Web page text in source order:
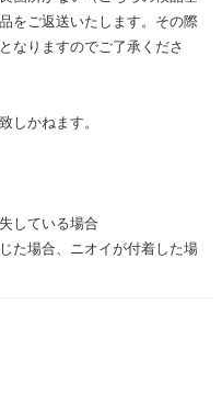
をご返送いたします。その際
なりますのでご了承くださ
しかねます。
している場合
た場合、ニオイが付着した場